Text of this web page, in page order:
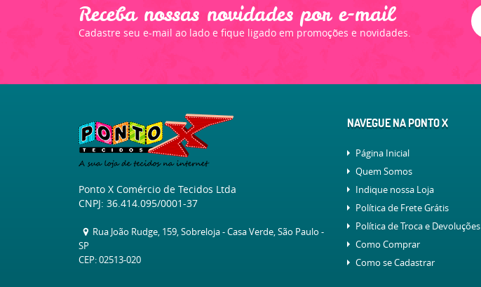
Receba nossas novidades por e-mail
Cadastre seu e-mail ao lado e fique ligado em promoções e novidades.
Ponto X Comércio de Tecidos Ltda
CNPJ: 36.414.095/0001-37
Rua João Rudge, 159, Sobreloja-Casa Verde, São Paulo -
SP
CEP: 02513-020
NAVEGUE NA PONTO X
Página Inicial
Quem Somos
Indique nossa Loja
Política de Frete Grátis
Política de Troca e Devoluções
Como Comprar
Como se Cadastrar